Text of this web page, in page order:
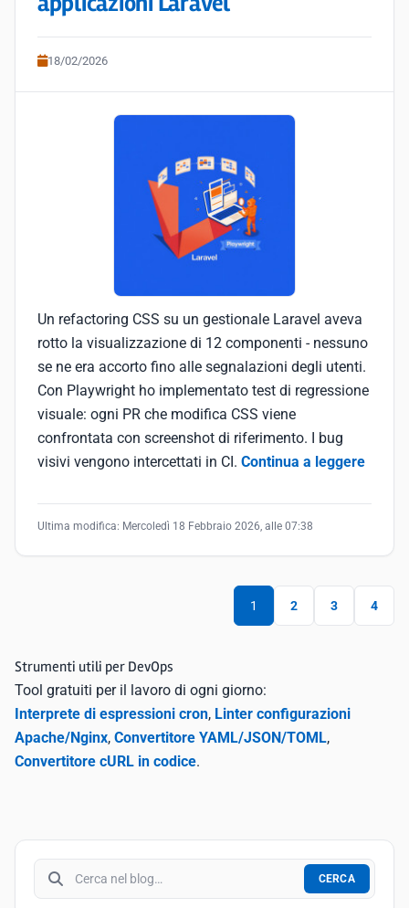
18/02/2026
Un refactoring CSS su un gestionale Laravel aveva
rotto la visualizzazione di 12 componenti - nessuno
se ne era accorto fino alle segnalazioni degli utenti.
Con Playwright ho implementato test di regressione
visuale: ogni PR che modifica CSS viene
confrontata con screenshot di riferimento. I bug
visivi vengono intercettati in CI. Continua a leggere
Ultima modifica: Mercoledì 18 Febbraio 2026, alle 07:38
1 2 3 4
Strumenti utili per DevOps
Tool gratuiti per il lavoro di ogni giorno:
Interprete di espressioni cron, Linter configurazioni
Apache/Nginx, Convertitore YAML/JSON/TOML,
Convertitore cURL in codice.
Cerca nel blog
CERCA